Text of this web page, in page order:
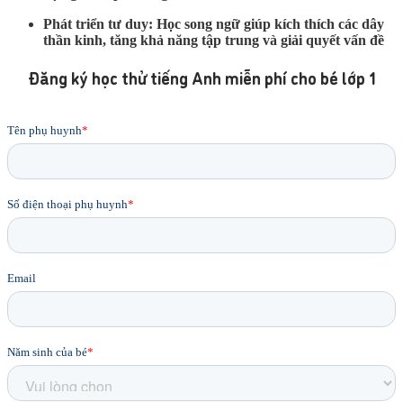
Phát triển tư duy: Học song ngữ giúp kích thích các dây
thần kinh, tăng khả năng tập trung và giải quyết vấn đề
Đăng ký học thử tiếng Anh miễn phí cho bé lớp 1